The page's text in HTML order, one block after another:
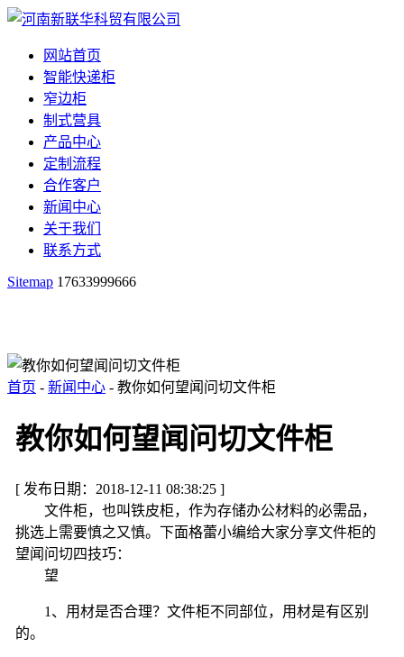
网站首页
智能快递柜
窄边柜
制式营具
产品中心
定制流程
合作客户
新闻中心
关于我们
联系方式
Sitemap 17633999666
首页 - 新闻中心 - 教你如何望闻问切文件柜
教你如何望闻问切文件柜
[ 发布日期：2018-12-11 08:38:25 ]
文件柜，也叫铁皮柜，作为存储办公材料的必需品，
挑选上需要慎之又慎。下面格蕾小编给大家分享文件柜的
望闻问切四技巧：
望
1、用材是否合理？文件柜不同部位，用材是有区别
的。